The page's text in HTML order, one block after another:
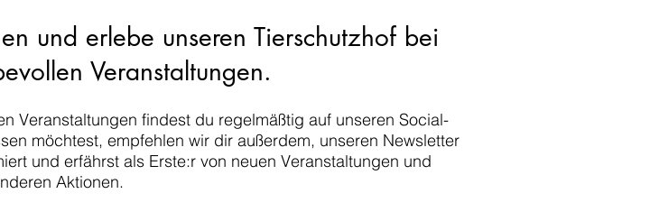
und erlebe unseren Tierschutzhof bei
Veranstaltungen.
Veranstaltungen findest du regelmäßtig auf unseren Social-
möchtest, empfehlen wir dir außerdem, unseren Newsletter
und erfährst als Erste:r von neuen Veranstaltungen und
Aktionen.